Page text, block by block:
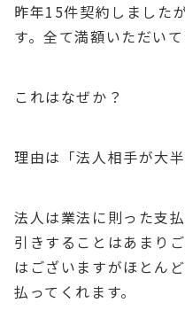
昨年15件契約しました
す。全て満額いただいて
これはなぜか？
理由は「法人相手が大半
法人は業法に則った支
引きすることはあまり
はございますがほとん
払ってくれます。